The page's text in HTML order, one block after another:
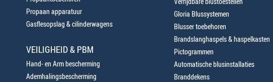
Propaan apparatuur
Gasflesopslag & cilinderwagens
VEILIGHEID & PBM
Hand- en Arm bescherming
Ademhalingsbescherming
Gloria Blussystemen
Blusser toebehoren
Brandslanghaspels & haspelkasten
Pictogrammen
Automatische blusinstallaties
Branddekens